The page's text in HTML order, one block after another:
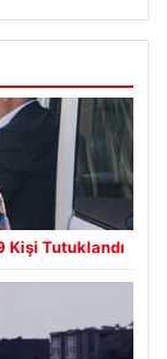
Kişi Tutuklandı